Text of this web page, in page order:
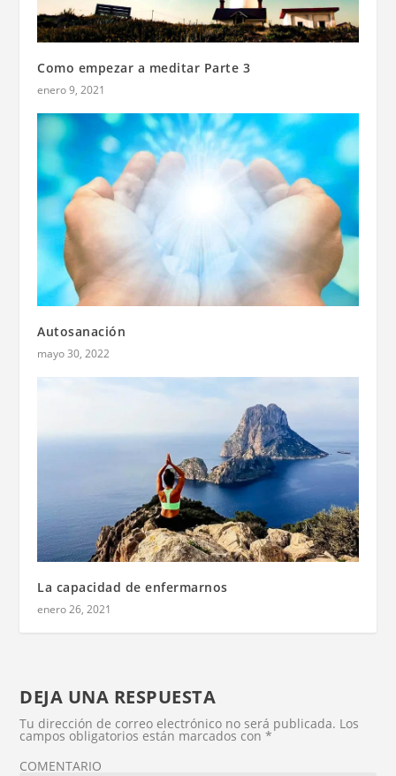
Como empezar a meditar Parte 3
enero 9, 2021
Autosanación
mayo 30, 2022
La capacidad de enfermarnos
enero 26, 2021
DEJA UNA RESPUESTA
Tu dirección de correo electrónico no será publicada. Los
campos obligatorios están marcados con*
COMENTARIO